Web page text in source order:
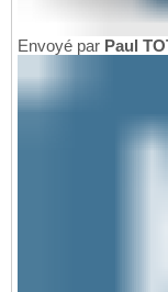
Envoyé par Paul